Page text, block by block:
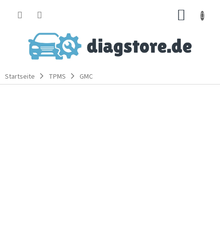
Startseite TPMS GMC